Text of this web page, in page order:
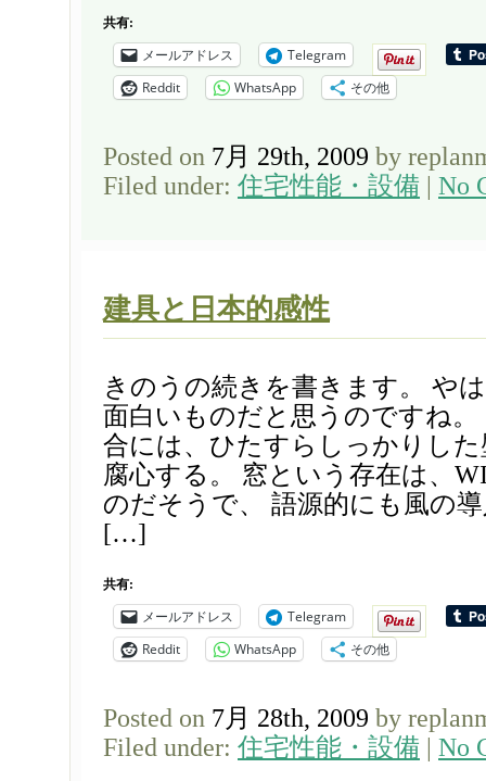
共有:
メールアドレス
Telegram
Reddit
WhatsApp その他
Posted on 7月 29th, 2009 by
Filed under: 住宅性能・設備 | No
建具と日本的感性
きのうの続きを書きます。 や
面白いものだと思うのですね。
合には、ひたすらしっかりし
腐心する。 窓という存在は、
のだそうで、 語源的にも風の
[…]
共有:
メールアドレス
Telegram
Reddit
WhatsApp その他
Posted on 7月 28th, 2009 by
Filed under: 住宅性能・設備 | No